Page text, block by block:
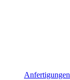
Anfertigungen